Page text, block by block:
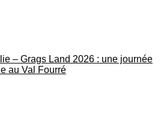
– Grags Land 2026 : une journée
au Val Fourré